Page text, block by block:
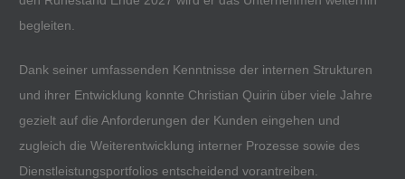
begleiten.
Dank seiner umfassenden Kenntnisse der internen Strukturen
und ihrer Entwicklung konnte Christian Quirin über viele Jahre
gezielt auf die Anforderungen der Kunden eingehen und
zugleich die Weiterentwicklung interner Prozesse sowie des
Dienstleistungsportfolios entscheidend vorantreiben.